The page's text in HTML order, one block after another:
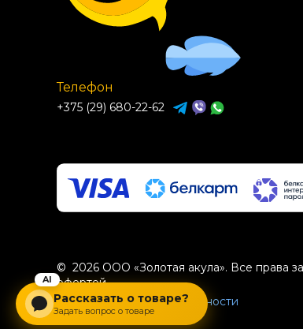
Телефон
+375 (29) 680-22-62
© 2026 ООО «Золотая акула». Все права
офертой.
Политика конфиденциальности
Рассказать о товаре?
Задать вопрос о товаре